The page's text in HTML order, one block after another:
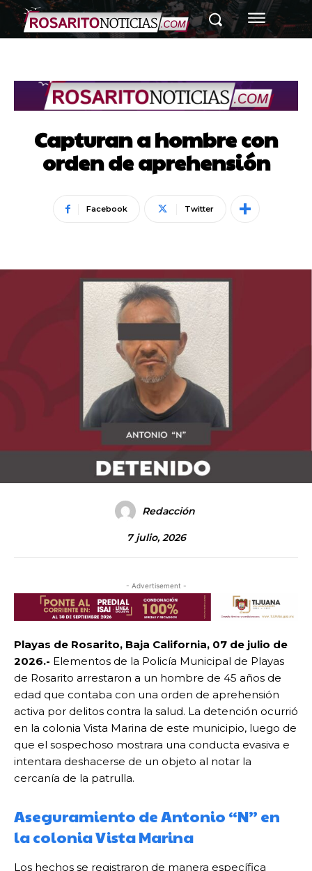
Capturan a hombre con
orden de aprehensión
Facebook Twitter
Redacción
7 julio, 2026
- Advertisement -
Playas de Rosarito, Baja California, 07 de julio de
2026.- Elementos de la Policía Municipal de Playas
de Rosarito arrestaron a un hombre de 45 años de
edad que contaba con una orden de aprehensión
activa por delitos contra la salud. La detención ocurrió
en la colonia Vista Marina de este municipio, luego de
que el sospechoso mostrara una conducta evasiva e
intentara deshacerse de un objeto al notar la
cercanía de la patrulla.
Aseguramiento de Antonio “N” en
la colonia Vista Marina
Los hechos se registraron de manera específica